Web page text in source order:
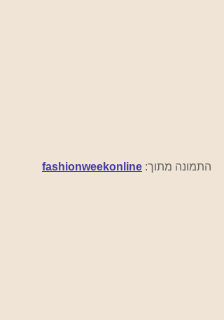
התמונה מתוך: fashionweekonline